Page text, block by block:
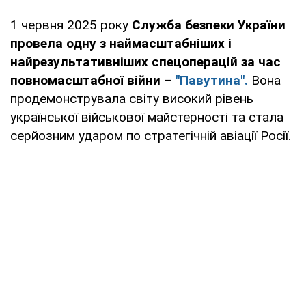
1 червня 2025 року Служба безпеки України
провела одну з наймасштабніших і
найрезультативніших спецоперацій за час
повномасштабної війни – "Павутина". Вона
продемонструвала світу високий рівень
української військової майстерності та стала
серйозним ударом по стратегічній авіації Росії.